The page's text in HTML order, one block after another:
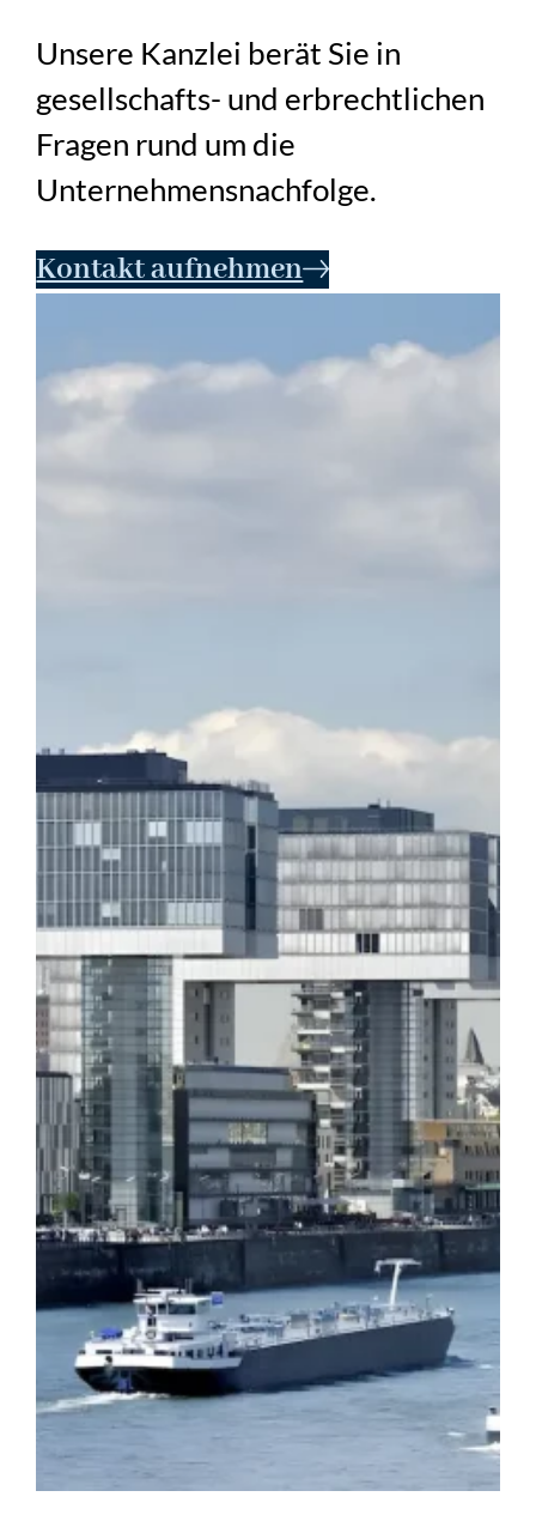
Unsere Kanzlei berät Sie in
gesellschafts- und erbrechtlichen
Fragen rund um die
Unternehmensnachfolge.
Kontakt aufnehmen